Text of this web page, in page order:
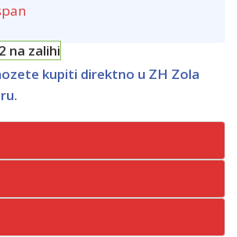
na zalihi
kupiti direktno u ZH Zola